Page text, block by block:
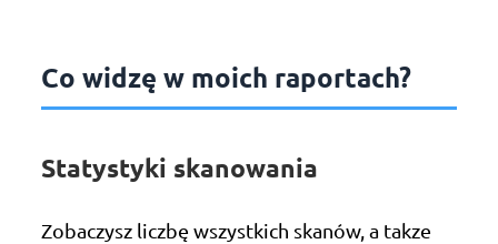
Co widzę w moich raportach?
Statystyki skanowania
Zobaczysz liczbę wszystkich skanów, a takze